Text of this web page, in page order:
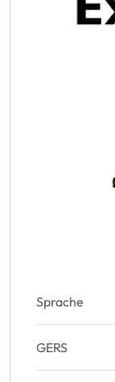
Sprache
GERS